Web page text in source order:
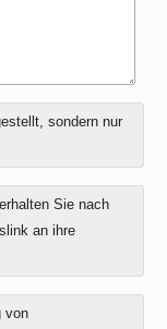
sondern nur
Sie nach
an ihre
von